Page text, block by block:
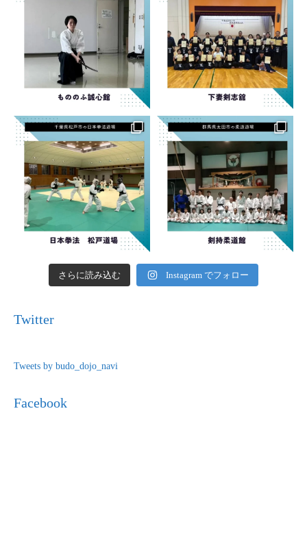
さらに読み込む Instagram でフォロー
Twitter
Tweets by budo_dojo_navi
Facebook